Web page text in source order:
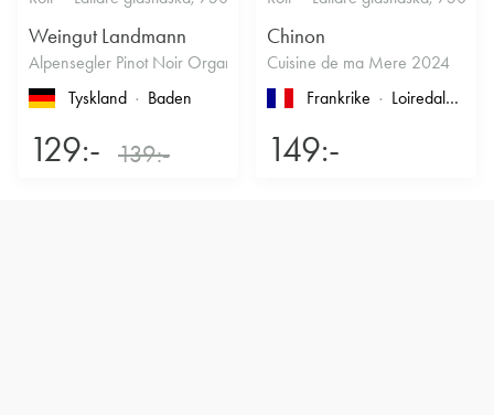
Weingut Landmann
Alpensegler Pinot Noir Organic 2022
Tyskland
Baden
129:- 139:-
Chinon
Cuisine de ma Mere 2024
Frankrike
Loiredalen
149:-